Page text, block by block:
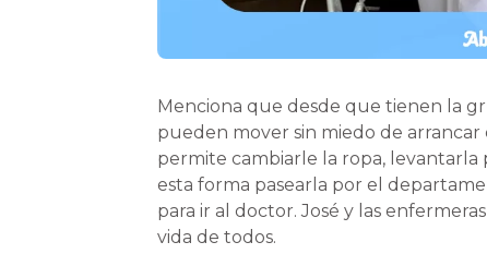
Menciona que desde que tienen la
pueden mover sin miedo de
permite cambiarle la ropa, levantarla
esta forma pasearla por el
para ir al doctor. José y las
vida de todos.